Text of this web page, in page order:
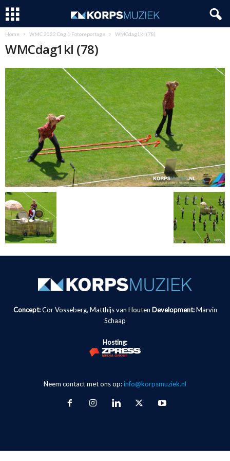
Home WMC 2022 Dag 1 Fotoreportage WMCdag1kl (78)
WMCdag1kl (78)
Concept:Cor Vosseberg, Matthijs van Houten Development: Marvin
Schaap
Hosting:
Neem contact met ons op:info@korpsmuziek.nl